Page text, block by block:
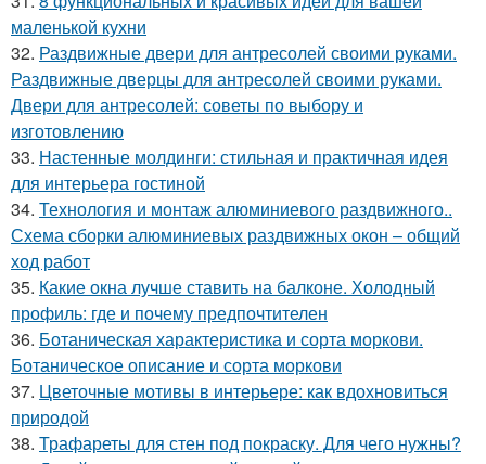
маленькой кухни
32. Раздвижные двери для антресолей своими руками.
Раздвижные дверцы для антресолей своими руками.
Двери для антресолей: советы по выбору и
изготовлению
33. Настенные молдинги: стильная и практичная идея
для интерьера гостиной
34. Технология и монтаж алюминиевого раздвижного..
Схема сборки алюминиевых раздвижных окон – общий
ход работ
35. Какие окна лучше ставить на балконе. Холодный
профиль: где и почему предпочтителен
36. Ботаническая характеристика и сорта моркови.
Ботаническое описание и сорта моркови
37. Цветочные мотивы в интерьере: как вдохновиться
природой
38. Трафареты для стен под покраску. Для чего нужны?